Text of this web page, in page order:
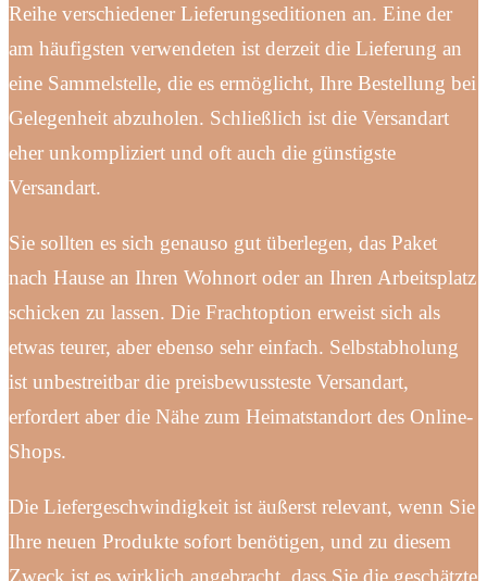
Reihe verschiedener Lieferungseditionen an. Eine der
am häufigsten verwendeten ist derzeit die Lieferung an
eine Sammelstelle, die es ermöglicht, Ihre Bestellung bei
Gelegenheit abzuholen. Schließlich ist die Versandart
eher unkompliziert und oft auch die günstigste
Versandart.
Sie sollten es sich genauso gut überlegen, das Paket
nach Hause an Ihren Wohnort oder an Ihren Arbeitsplatz
schicken zu lassen. Die Frachtoption erweist sich als
etwas teurer, aber ebenso sehr einfach. Selbstabholung
ist unbestreitbar die preisbewussteste Versandart,
erfordert aber die Nähe zum Heimatstandort des Online-
Shops.
Die Liefergeschwindigkeit ist äußerst relevant, wenn Sie
Ihre neuen Produkte sofort benötigen, und zu diesem
Zweck ist es wirklich angebracht, dass Sie die geschätzte